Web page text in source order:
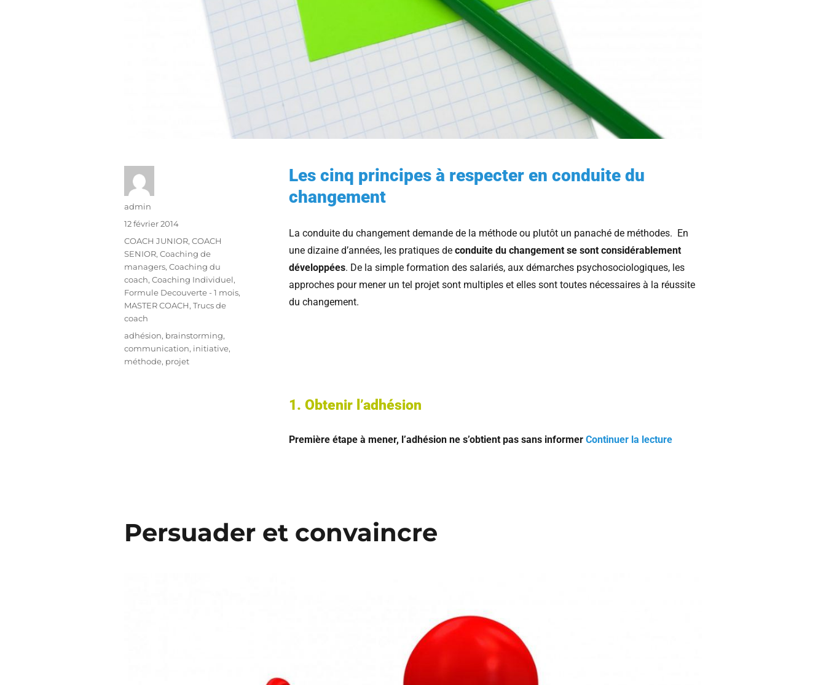
Les cinq principes à respecter en conduite du
changement
La conduite du changement demande de la méthode ou plutôt un panaché de méthodes. En
une dizaine d’années, les pratiques de conduite du changement se sont considérablement
développées. De la simple formation des salariés, aux démarches psychosociologiques, les
approches pour mener un tel projet sont multiples et elles sont toutes nécessaires à la réussite
du changement.
1. Obtenir l’adhésion
Première étape à mener, l’adhésion ne s’obtient pas sans informerContinuer la lecture
admin
12 février 2014
COACH JUNIOR, COACH
SENIOR, Coaching de
managers, Coaching du
coach, Coaching Individuel,
Formule Decouverte - 1 mois,
MASTER COACH, Trucs de
coach
adhésion, brainstorming,
communication, initiative,
méthode, projet
Persuader et convaincre